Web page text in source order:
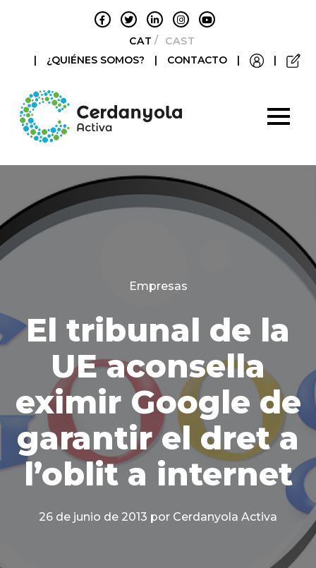
CATALÀCASTELLANO
|
¿QUIÉNES SOMOS? | CONTACTO | |
Categories
Empresas
El tribunal de la
UE aconsella
eximir Google de
garantir el dret a
l’oblit a internet
26 de junio de 2013 por Cerdanyola Activa